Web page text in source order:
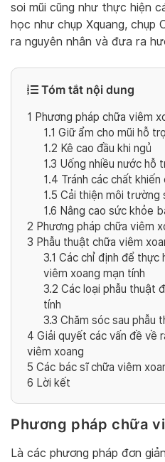
soi mũi cũng như thực hiện
học như chụp Xquang, chụp
ra nguyên nhân và đưa ra
Tóm tắt nội dung
1 Phương pháp chữa viêm
1.1 Giữ ẩm cho mũi hỗ
1.2 Kê cao đầu khi ngủ
1.3 Uống nhiều nước hỗ
1.4 Tránh các chất
1.5 Cải thiện môi trường
1.6 Nâng cao sức khỏe
2 Phương pháp chữa viêm
3 Phẫu thuật chữa viêm
3.1 Các chỉ định để thực
viêm xoang mạn tính
3.2 Các loại phẫu thuật
tính
3.3 Chăm sóc sau phẫu
4 Giải quyết các vấn đề về
viêm xoang
5 Các bác sĩ chữa viêm
6 Lời kết
Phương pháp chữa
Là các phương pháp đơn